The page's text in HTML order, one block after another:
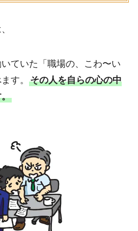
ていた「職場の、こわ〜い
す。 その人を自らの心の中